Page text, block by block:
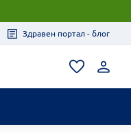
Здравен портал - блог